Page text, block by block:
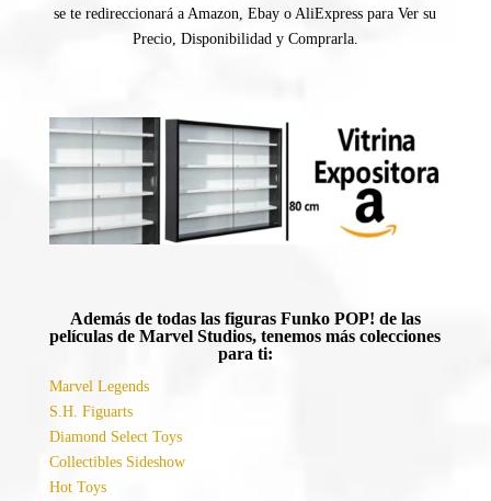
se te redireccionará a Amazon, Ebay o AliExpress para Ver su
Precio, Disponibilidad y Comprarla.
Además de todas las figuras Funko POP! de las
películas de Marvel Studios, tenemos más colecciones
para ti:
Marvel Legends
S.H. Figuarts
Diamond Select Toys
Collectibles Sideshow
Hot Toys